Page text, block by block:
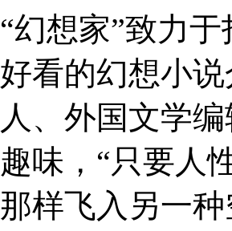
“幻想家”致力
好看的幻想小
人、外国文学
趣味，“只要人
那样飞入另一